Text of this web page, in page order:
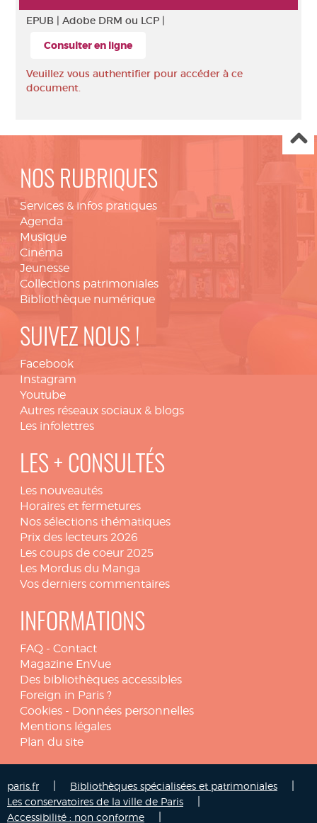
EPUB | Adobe DRM ou LCP |
Consulter en ligne
Veuillez vous authentifier pour accéder à ce
document.
NOS RUBRIQUES
Services & infos pratiques
Agenda
Musique
Cinéma
Jeunesse
Collections patrimoniales
Bibliothèque numérique
SUIVEZ NOUS !
Facebook
Instagram
Youtube
Autres réseaux sociaux & blogs
Les infolettres
LES + CONSULTÉS
Les nouveautés
Horaires et fermetures
Nos sélections thématiques
Prix des lecteurs 2026
Les coups de coeur 2025
Les Mordus du Manga
Vos derniers commentaires
INFORMATIONS
FAQ - Contact
Magazine EnVue
Des bibliothèques accessibles
Foreign in Paris ?
Cookies - Données personnelles
Mentions légales
Plan du site
paris.fr Bibliothèques spécialisées et patrimoniales
Les conservatoires de la ville de Paris
Accessibilité : non conforme